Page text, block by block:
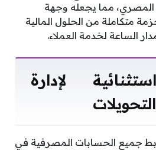
المصري، مما يجعله وجهة
متكاملة من الحلول المالية
الساعة لخدمة العملاء.
لإدارة
ربط جميع الحسابات المصرفية في